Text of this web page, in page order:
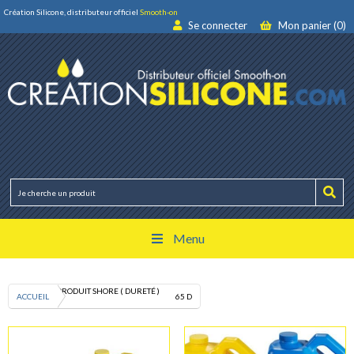
Création Silicone, distributeur officiel Smooth-on
Se connecter Mon panier (0)
Menu
ACCUEIL
PRODUIT SHORE ( DURETÉ )
65 D